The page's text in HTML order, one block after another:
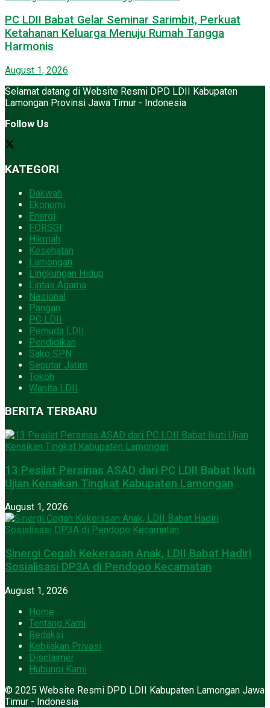
PC LDII Babat Gelar Seminar Sarimbit, Perkuat
Ketahanan Keluarga Menuju Rumah Tangga
Harmonis
August 1, 2026
Selamat datang di Website Resmi DPD LDII Kabupaten
Lamongan Provinsi Jawa Timur - Indonesia
Follow Us
KATEGORI
Dakwah
Ekonomi
Energi
FORSGI
Hikmah
Kesehatan
Lamongan
Lingkungan Hidup
Lintas Agama
Nasional
Pangan
PC LDII
Pemuda LDII
Pendidikan
Sako SPN
Seputar Jatim
Tokoh
Wanita LDII
BERITA TERBARU
13 Pesilat Persinas ASAD dari PC LDII Babat Ikuti
Ujian Kenaikan Tingkat Kabupaten Lamongan
August 1, 2026
Sinergi Cegah Kekerasan Anak, LDII Babat Hadiri
Sosialisasi DP3A di Pendopo Kecamatan
August 1, 2026
Home
Tentang Kami
Redaksi
Kebijakan Privasi
Disclaimer
Hubungi Kami
© 2025 Website Resmi DPD LDII Kabupaten Lamongan Jawa
Timur - Indonesia